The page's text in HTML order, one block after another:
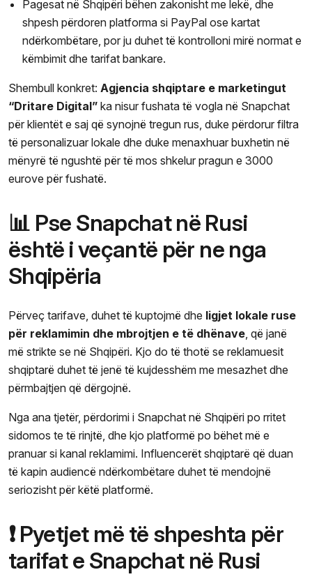
Pagesat në Shqipëri bëhen zakonisht me lekë, dhe
shpesh përdoren platforma si PayPal ose kartat
ndërkombëtare, por ju duhet të kontrolloni mirë normat e
këmbimit dhe tarifat bankare.
Shembull konkret: Agjencia shqiptare e marketingut
“Dritare Digital” ka nisur fushata të vogla në Snapchat
për klientët e saj që synojnë tregun rus, duke përdorur filtra
të personalizuar lokale dhe duke menaxhuar buxhetin në
mënyrë të ngushtë për të mos shkelur pragun e 3000
eurove për fushatë.
📊 Pse Snapchat në Rusi
është i veçantë për ne nga
Shqipëria
Përveç tarifave, duhet të kuptojmë dhe ligjet lokale ruse
për reklamimin dhe mbrojtjen e të dhënave , që janë
më strikte se në Shqipëri. Kjo do të thotë se reklamuesit
shqiptarë duhet të jenë të kujdesshëm me mesazhet dhe
përmbajtjen që dërgojnë.
Nga ana tjetër, përdorimi i Snapchat në Shqipëri po rritet
sidomos te të rinjtë, dhe kjo platformë po bëhet më e
pranuar si kanal reklamimi. Influencerët shqiptarë që duan
të kapin audiencë ndërkombëtare duhet të mendojnë
seriozisht për këtë platformë.
❗ Pyetjet më të shpeshta për
tarifat e Snapchat në Rusi